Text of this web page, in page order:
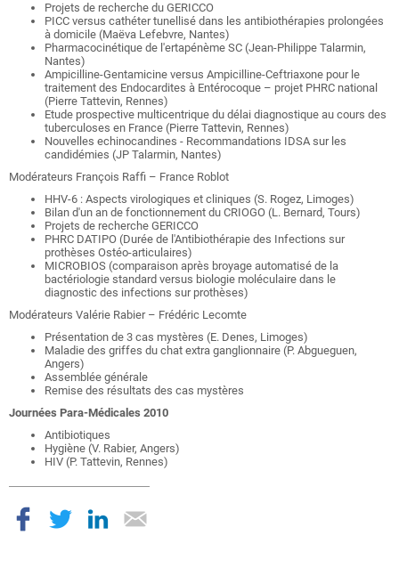
Projets de recherche du GERICCO
PICC versus cathéter tunellisé dans les antibiothérapies prolongées
à domicile (Maëva Lefebvre, Nantes)
Pharmacocinétique de l'ertapénème SC (Jean-Philippe Talarmin,
Nantes)
Ampicilline-Gentamicine versus Ampicilline-Ceftriaxone pour le
traitement des Endocardites à Entérocoque – projet PHRC national
(Pierre Tattevin, Rennes)
Etude prospective multicentrique du délai diagnostique au cours des
tuberculoses en France (Pierre Tattevin, Rennes)
Nouvelles echinocandines - Recommandations IDSA sur les
candidémies (JP Talarmin, Nantes)
Modérateurs François Raffi – France Roblot
HHV-6 : Aspects virologiques et cliniques (S. Rogez, Limoges)
Bilan d'un an de fonctionnement du CRIOGO (L. Bernard, Tours)
Projets de recherche GERICCO
PHRC DATIPO (Durée de l'Antibiothérapie des Infections sur
prothèses Ostéo-articulaires)
MICROBIOS (comparaison après broyage automatisé de la
bactériologie standard versus biologie moléculaire dans le
diagnostic des infections sur prothèses)
Modérateurs Valérie Rabier – Frédéric Lecomte
Présentation de 3 cas mystères (E. Denes, Limoges)
Maladie des griffes du chat extra ganglionnaire (P. Abgueguen,
Angers)
Assemblée générale
Remise des résultats des cas mystères
Journées Para-Médicales 2010
Antibiotiques
Hygiène (V. Rabier, Angers)
HIV (P. Tattevin, Rennes)